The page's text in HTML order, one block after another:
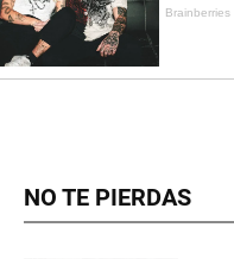
NO TE PIERDAS